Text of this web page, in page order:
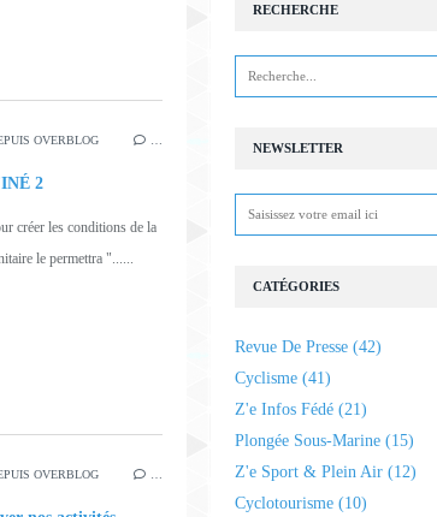
OVERBLOG
2
créer les conditions de la
le permettra "......
OVERBLOG
NEWSLETTER
RECHERCHE
CATÉGORIES
Revue De Presse (42)
Cyclisme (41)
Z'e Infos Fédé (21)
Plongée Sous-Marine (15)
Z'e Sport & Plein Air (12)
Cyclotourisme (10)